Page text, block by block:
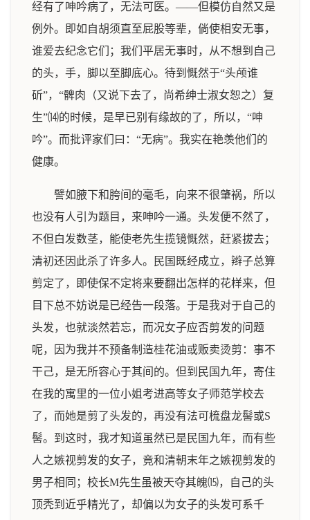
经有了呻吟病了，无法可医。——但模仿自然又是
例外。即如自胡须直至屁股等辈，倘使相安无事，
谁爱去纪念它们；我们平居无事时，从不想到自己
的头，手，脚以至脚底心。待到慨然于“头颅谁
斫”，“髀肉（又说下去了，尚希绅士淑女恕之）复
生”⒁的时候，是早已别有缘故的了，所以，“呻
吟”。而批评家们曰：“无病”。我实在艳羡他们的
健康。
譬如腋下和胯间的毫毛，向来不很肇祸，所以
也没有人引为题目，来呻吟一通。头发便不然了，
不但白发数茎，能使老先生揽镜慨然，赶紧拔去；
清初还因此杀了许多人。民国既经成立，辫子总算
剪定了，即使保不定将来要翻出怎样的花样来，但
目下总不妨说是已经告一段落。于是我对于自己的
头发，也就淡然若忘，而况女子应否剪发的问题
呢，因为我并不预备制造桂花油或贩卖烫剪：事不
干己，是无所容心于其间的。但到民国九年，寄住
在我的寓里的一位小姐考进高等女子师范学校去
了，而她是剪了头发的，再没有法可梳盘龙髻或S
髻。到这时，我才知道虽然已是民国九年，而有些
人之嫉视剪发的女子，竟和清朝末年之嫉视剪发的
男子相同；校长M先生虽被天夺其魄⒂，自己的头
顶秃到近乎精光了，却偏以为女子的头发可系千